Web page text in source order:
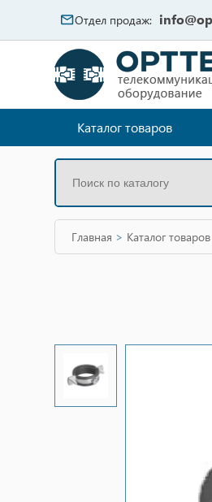
Отдел продаж:
Каталог товаров
Главная > Каталог товаров